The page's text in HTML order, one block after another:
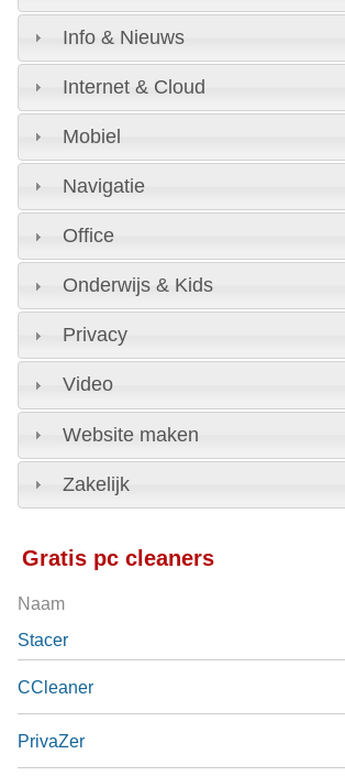
Info & Nieuws
Internet & Cloud
Mobiel
Navigatie
Office
Onderwijs & Kids
Privacy
Video
Website maken
Zakelijk
Gratis pc cleaners
Naam
Stacer
CCleaner
PrivaZer